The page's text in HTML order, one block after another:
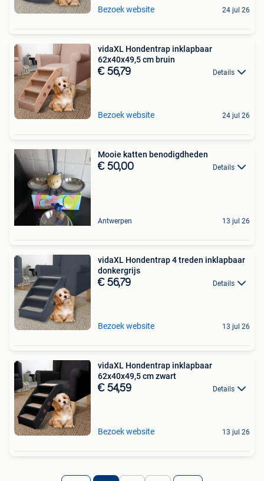
Bezoek website 24 jul 26
vidaXL Hondentrap inklapbaar
62x40x49,5 cm bruin
€ 56,79 Details
Bezoek website 24 jul 26
Mooie katten benodigdheden
€ 50,00 Details
Antwerpen 13 jul 26
vidaXL Hondentrap 4 treden inklapbaar
donkergrijs
€ 56,79 Details
Bezoek website 13 jul 26
vidaXL Hondentrap inklapbaar
62x40x49,5 cm zwart
€ 54,59 Details
Bezoek website 13 jul 26